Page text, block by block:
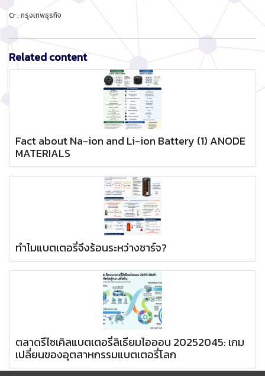
Cr : กรุงเทพธุรกิจ
Related content
Fact about Na-ion and Li-ion Battery (1) ANODE
MATERIALS
ทำไมแบตเตอรี่จึงร้อนระหว่างชาร์จ?
ตลาดรีไซเคิลแบตเตอรี่ลิเธียมไอออน 20252045: เกม
เปลี่ยนของอุตสาหกรรมแบตเตอรี่โลก